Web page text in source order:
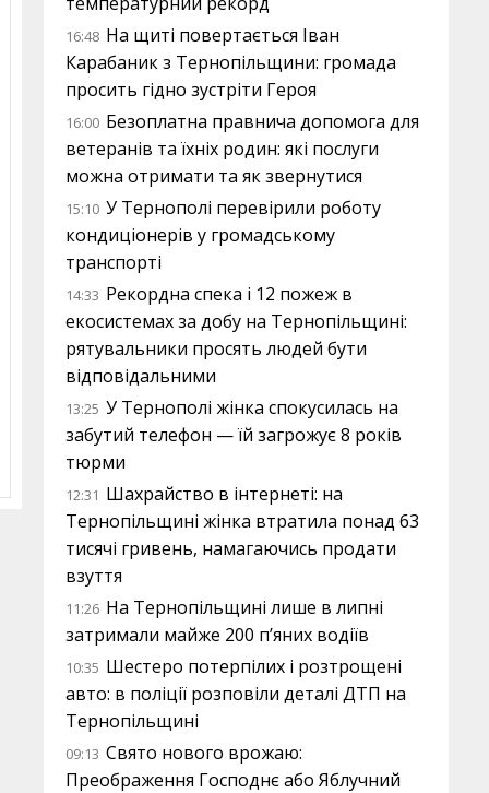
16:48 На щиті повертається Іван
Карабаник з Тернопільщини: громада
просить гідно зустріти Героя
16:00 Безоплатна правнича допомога для
ветеранів та їхніх родин: які послуги
можна отримати та як звернутися
15:10 У Тернополі перевірили роботу
кондиціонерів у громадському
транспорті
14:33 Рекордна спека і 12 пожеж в
екосистемах за добу на Тернопільщині:
рятувальники просять людей бути
відповідальними
13:25 У Тернополі жінка спокусилась на
забутий телефон — їй загрожує 8 років
тюрми
12:31 Шахрайство в інтернеті: на
Тернопільщині жінка втратила понад 63
тисячі гривень, намагаючись продати
взуття
11:26 На Тернопільщині лише в липні
затримали майже 200 п’яних водіїв
10:35 Шестеро потерпілих і розтрощені
авто: в поліції розповіли деталі ДТП на
Тернопільщині
09:13 Свято нового врожаю:
Преображення Господнє або Яблучний